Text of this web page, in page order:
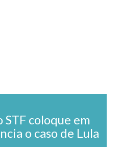
STF coloque em
o caso de Lula